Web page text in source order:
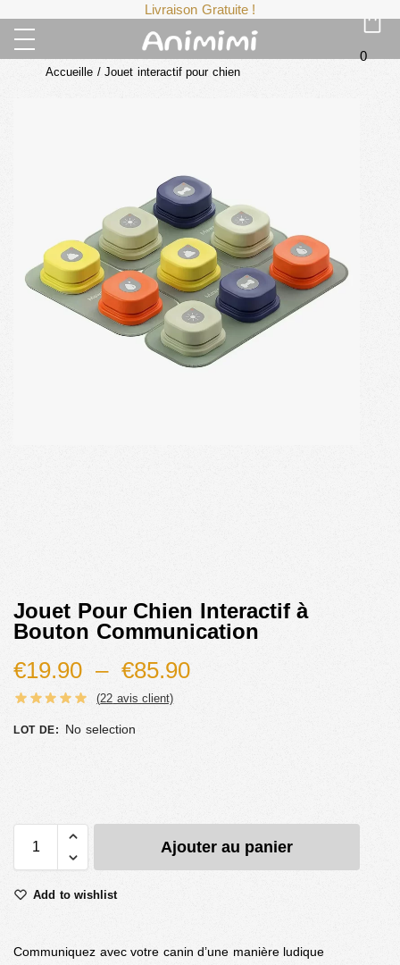
Livraison Gratuite !
0
Accueille / Jouet interactif pour chien
Jouet Pour Chien Interactif à
Bouton Communication
€19.90 – €85.90
(22 avis client)
LOT DE: No selection
Ajouter au panier
Add to wishlist
Communiquez avec votre canin d’une manière ludique